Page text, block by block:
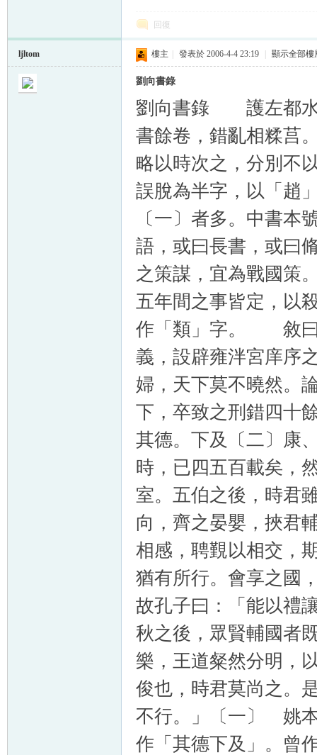
回復
ljltom 樓主 發表於 2006-4-4 23:19 顯示全部樓
劉向書錄
劉向書錄 護左都水
書餘卷，錯亂相糅莒
略以時次之，分別不
誤脫為半字，以「趙
〔一〕者多。中書本
語，或曰長書，或曰
之策謀，宜為戰國策
五年間之事皆定，以
作「類」字。 敘曰
義，設辟雍泮宮庠序
婦，天下莫不曉然。
下，卒致之刑錯四十
其德。下及〔二〕康
時，已四五百載矣，
室。五伯之後，時君
向，齊之晏嬰，挾君
相感，聘覲以相交，
猶有所行。會享之國
故孔子曰：「能以禮
秋之後，眾賢輔國者
樂，王道粲然分明，
俊也，時君莫尚之。
不行。」〔一〕 姚
作「其德下及」。曾